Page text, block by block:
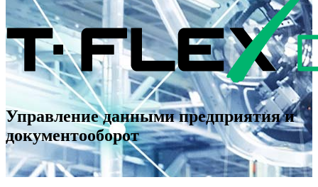
Управление данными предприятия и
документооборот